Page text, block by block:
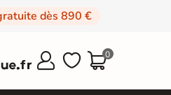
dès 890 €
  0